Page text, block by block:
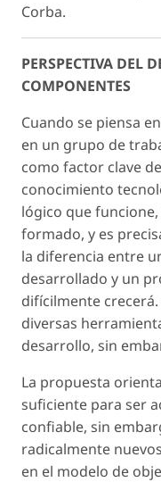
Corba.
PERSPECTIVA DEL
COMPONENTES
Cuando se piensa
en un grupo de
como factor clave
conocimiento
lógico que
formado, y es
la diferencia entre
desarrollado y un
difícilmente
diversas
desarrollo, sin
La propuesta
suficiente para ser
confiable, sin
radicalmente
en el modelo de